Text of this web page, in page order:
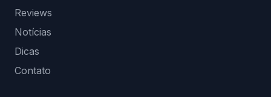
Reviews
Notícias
Dicas
Contato